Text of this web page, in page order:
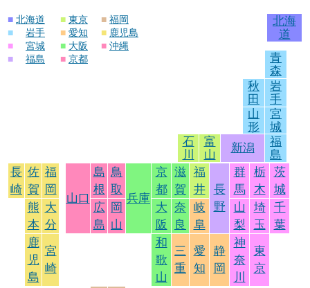
■ 北海道
■
岩手
■
宮城
■
福島
■ 東京
■ 愛知
■ 大阪
■ 京都
■ 福岡
■ 鹿児島
■ 沖縄
北海
道
青
森
秋
田
岩
手
山
形
宮
城
石
川
富
山
新潟
福
島
長
崎
佐
賀
福
岡
山口
島
根
鳥
取
兵庫
京
都
滋
賀
福
井
長
野
群
馬
栃
木
茨
城
熊
本
大
分
広
島
岡
山
大
阪
奈
良
岐
阜
山
梨
埼
玉
千
葉
鹿
児
島
宮
崎
和
歌
山
三
重
愛
知
静
岡
神
奈
川
東
京